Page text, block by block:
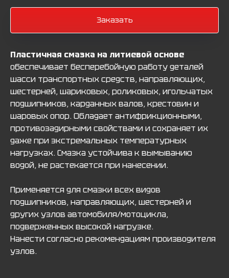
Заказать
Пластичная смазка на литиевой основе
обеспечивает бесперебойную работу деталей
шасси транспортных средств, направляющих,
шестерней, шариковых, роликовых, игольчатых
подшипников, карданных валов, крестовин и
шаровых опор. Обладает антифрикционными,
противозадирными свойствами и сохраняет их
даже при экстремальных температурных
нагрузках. Смазка устойчива к вымыванию
водой, не растекается при нанесении.
Применяется для смазки всех видов
подшипников, направляющих, шестерней и
других узлов автомобиля/мотоцикла,
подверженных высокой нагрузке.
Нанести согласно рекомендациям производителя
узлов.